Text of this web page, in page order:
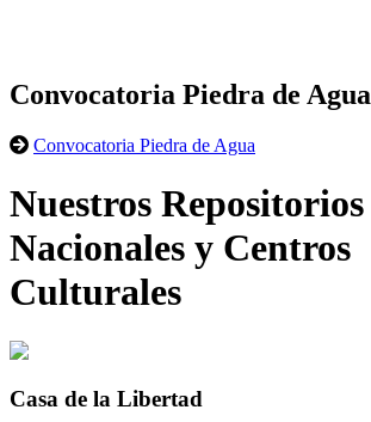
Convocatoria Piedra de Agua
Convocatoria Piedra de Agua
Nuestros Repositorios
Nacionales y Centros
Culturales
Casa de la Libertad